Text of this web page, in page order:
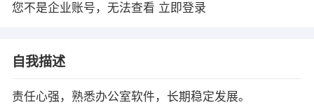
您不是企业账号，无法查看 立即登录
自我描述
责任心强，熟悉办公室软件，长期稳定发展。